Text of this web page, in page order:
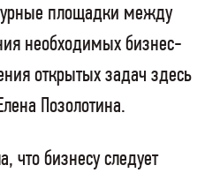
площадки между
необходимых бизнес-
открытых задач здесь
Позолотина.
что бизнесу следует